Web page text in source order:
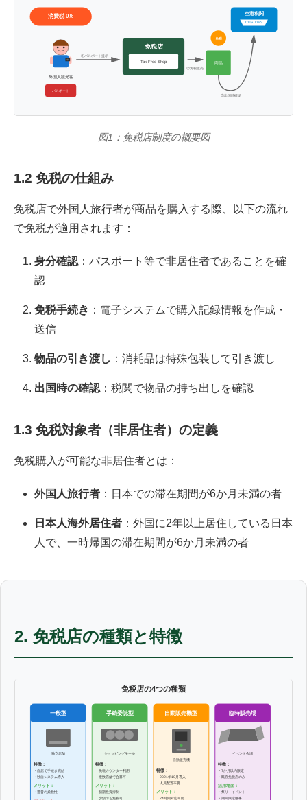
免税店
Tax Free Shop
外国人観光客
パスポート
①パスポート提示
商品
免税
②免税販売
空港税関
CUSTOMS
③出国時確認
消費税 0%
図1：免税店制度の概要図
1.2 免税の仕組み
免税店で外国人旅行者が商品を購入する際、以下の流れ
で免税が適用されます：
身分確認：パスポート等で非居住者であることを確
認
免税手続き ：電子システムで購入記録情報を作成・
送信
物品の引き渡し ：消耗品は特殊包装して引き渡し
出国時の確認：税関で物品の持ち出しを確認
1.3 免税対象者（非居住者）の定義
免税購入が可能な非居住者とは：
外国人旅行者 ：日本での滞在期間が6か月未満の者
日本人海外居住者 ：外国に2年以上居住している日本
人で、一時帰国の滞在期間が6か月未満の者
2. 免税店の種類と特徴
免税店の4つの種類
一般型
独立店舗
特徴：
・自店で手続き完結
・独自システム導入
メリット：
・運営の柔軟性
手続委託型
ショッピングモール
特徴：
・免税カウンター利用
・複数店舗で合算可
メリット：
・初期投資抑制
・少額でも免税可
自動販売機型
自動販売機
特徴：
・2021年10月導入
・人員配置不要
メリット：
・24時間対応可能
臨時販売場
イベント会場
特徴：
・7か月以内限定
・既存免税店のみ
活用場面：
・祭り・イベント
・期間限定催事